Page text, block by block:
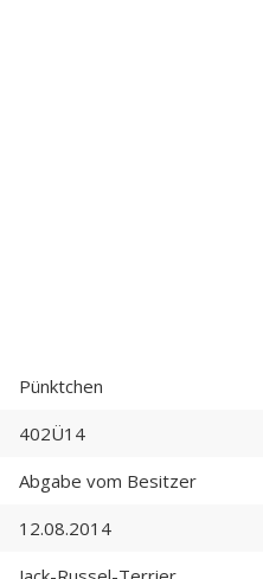
Pünktchen
402Ü14
Abgabe vom Besitzer
12.08.2014